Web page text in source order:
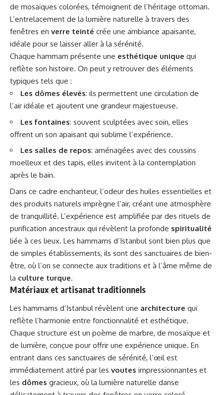
de mosaïques colorées, témoignent de l’héritage ottoman.
L’entrelacement de la lumière naturelle à travers des
fenêtres en verre teinté crée une ambiance apaisante,
idéale pour se laisser aller à la sérénité.
Chaque hammam présente une esthétique unique qui
reflète son histoire. On peut y retrouver des éléments
typiques tels que :
Les dômes élevés: ils permettent une circulation de
l’air idéale et ajoutent une grandeur majestueuse.
Les fontaines: souvent sculptées avec soin, elles
offrent un son apaisant qui sublime l’expérience.
Les salles de repos: aménagées avec des coussins
moelleux et des tapis, elles invitent à la contemplation
après le bain.
Dans ce cadre enchanteur, l’odeur des huiles essentielles et
des produits naturels imprègne l’air, créant une atmosphère
de tranquillité. L’expérience est amplifiée par des rituels de
purification ancestraux qui révèlent la profonde spiritualité
liée à ces lieux. Les hammams d’Istanbul sont bien plus que
de simples établissements, ils sont des sanctuaires de bien-
être, où l’on se connecte aux traditions et à l’âme même de
la culture turque.
Matériaux et artisanat traditionnels
Les hammams d’Istanbul révèlent une architecture qui
reflète l’harmonie entre fonctionnalité et esthétique.
Chaque structure est un poème de marbre, de mosaïque et
de lumière, conçue pour offrir une expérience unique. En
entrant dans ces sanctuaires de sérénité, l’œil est
immédiatement attiré par les voutes impressionnantes et
les dômes gracieux, où la lumière naturelle danse